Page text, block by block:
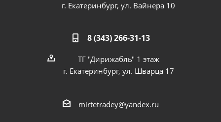
г. Екатеринбург, ул. Вайнера 10
8 (343) 266-31-13
ТГ "Дирижабль" 1 этаж
г. Екатеринбург, ул. Шварца 17
mirtetradey@yandex.ru